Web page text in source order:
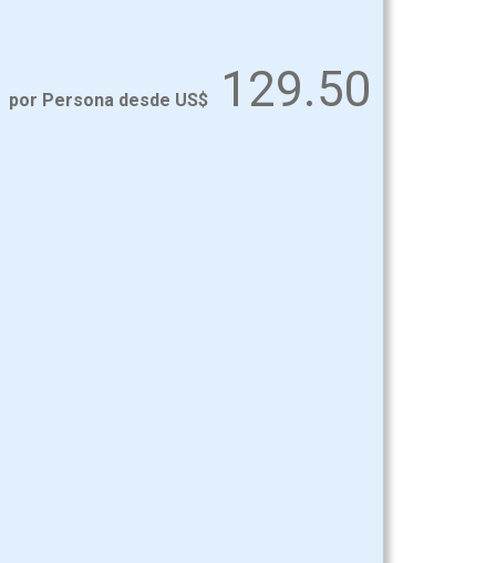
por Persona desde US$ 129.50